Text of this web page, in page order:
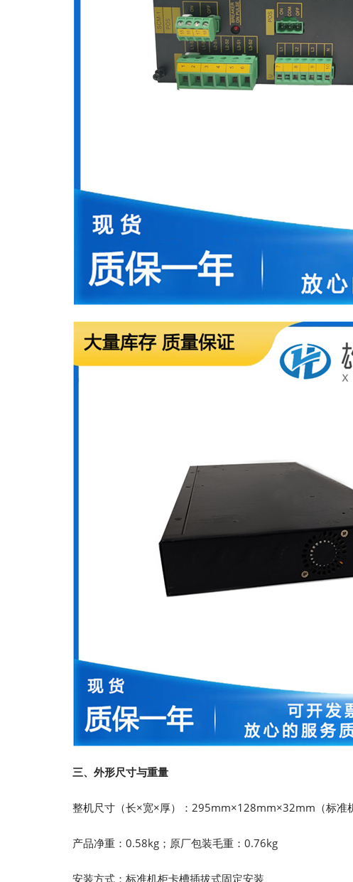
三、外形尺寸与重量
整机尺寸（长×宽×厚）：295mm×128mm×32mm（标准
产品净重：0.58kg；原厂包装毛重：0.76kg
安装方式：标准机柜卡槽插拔式固定安装